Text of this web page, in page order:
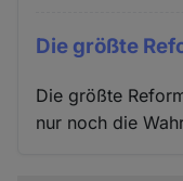
Die größte
Die größte
nur noch die